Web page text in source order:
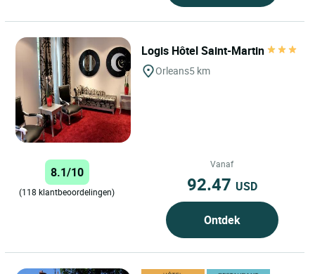
Logis Hôtel Saint-Martin
Orleans5 km
8.1/10
(118 klantbeoordelingen)
Vanaf
92.47 USD
Ontdek